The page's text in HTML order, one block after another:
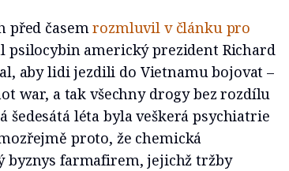
před časemrozmluvil v článku pro
psilocybin americký prezident Richard
aby lidi jezdili do Vietnamu bojovat –
war, a tak všechny drogy bez rozdílu
šedesátá léta byla veškerá psychiatrie
proto, že chemická
byznys farmafirem, jejichž tržby